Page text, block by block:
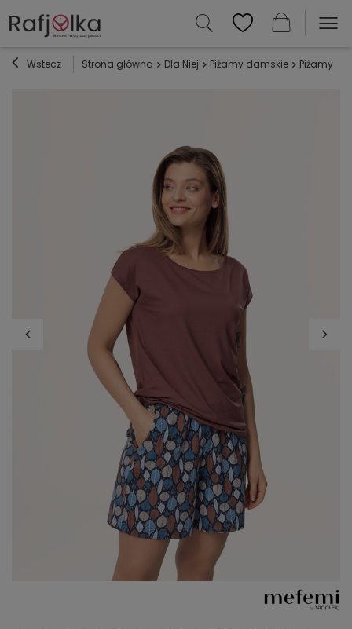
Wstecz Strona główna Dla Niej Piżamy damskie Piżamy z